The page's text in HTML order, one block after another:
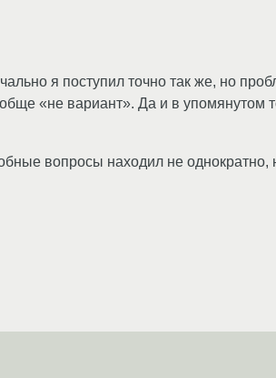
я поступил точно так же, но
«не вариант». Да и в упомянутом
вопросы находил не однократно,